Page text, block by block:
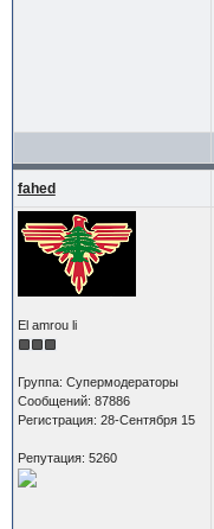
fahed
El amrou li
Группа: Супермодераторы
Сообщений: 87886
Регистрация: 28-Сентября 15
Репутация: 5260